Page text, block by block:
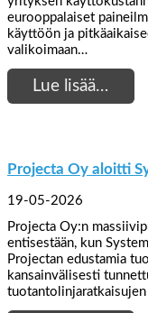
eurooppalaiset
käyttöön ja
valikoimaan…
Lue lisää…
Projecta Oy aloitti
19-05-2026
Projecta Oy:n
entisestään, kun
Projectan edustamia
kansainvälisesti